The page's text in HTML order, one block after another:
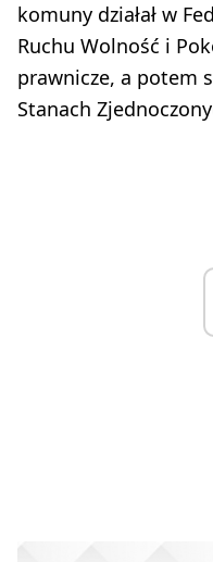
komuny działał w
Ruchu Wolność i
prawnicze, a potem
Stanach